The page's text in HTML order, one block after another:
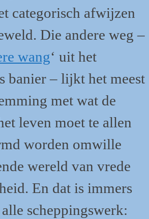
categorisch afwijzen
Die andere weg –
wang‘ uit het
banier – lijkt het meest
met wat de
leven moet te allen
worden omwille
wereld van vrede
En dat is immers
scheppingswerk: